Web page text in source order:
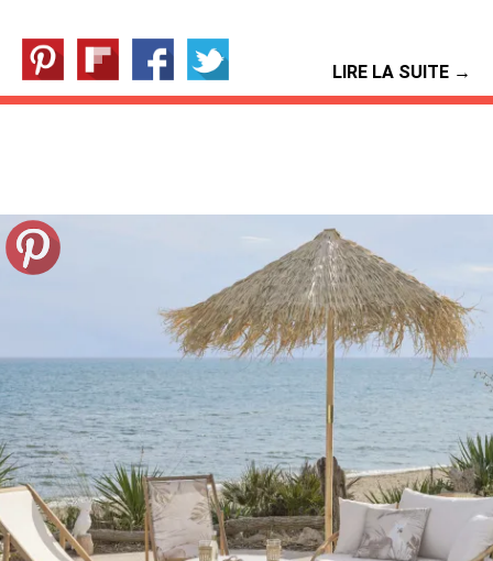
LIRE LA SUITE →